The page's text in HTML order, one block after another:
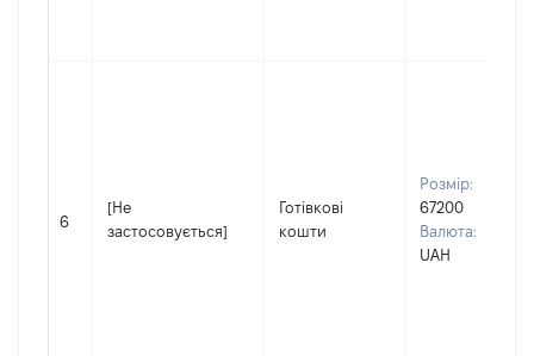
6
[Не
застосовується]
Готівкові
кошти
Розмір:
67200
Валюта:
UAH